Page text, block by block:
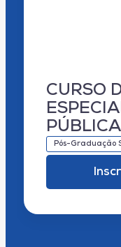
CURSO
PÚBLICA
Pós-Graduação